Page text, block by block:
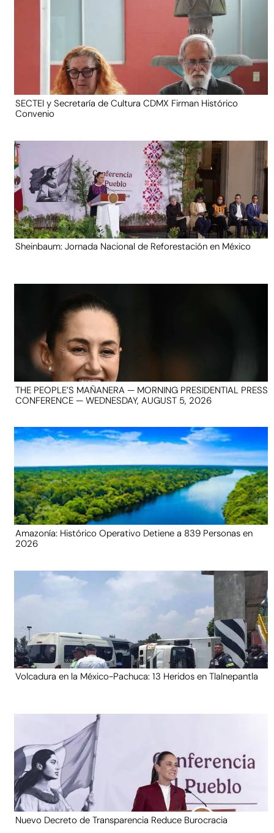
SECTEI y Secretaría de Cultura CDMX Firman Histórico
Convenio
Sheinbaum: Jornada Nacional de Reforestación en México
THE PEOPLE’S MAÑANERA — MORNING PRESIDENTIAL PRESS
CONFERENCE — WEDNESDAY, AUGUST 5, 2026
Amazonía: Histórico Operativo Detiene a 839 Personas en
2026
Volcadura en la México-Pachuca: 13 Heridos en Tlalnepantla
Nuevo Decreto de Transparencia Reduce Burocracia